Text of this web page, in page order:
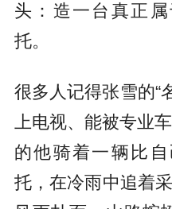
头：造一台真正
托。
很多人记得张雪的“
上电视、能被专业
的他骑着一辆比
托，在冷雨中追着